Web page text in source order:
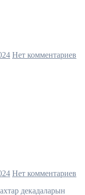
Нет комментариев
Нет комментариев